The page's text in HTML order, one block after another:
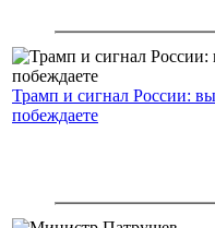
Трамп и сигнал России: вы
побеждаете